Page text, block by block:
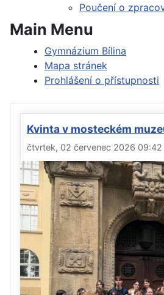
Poučení o
Main Menu
Gymnázium Bílina
Mapa stránek
Prohlášení o přístupnosti
Kvinta v mosteckém
čtvrtek, 02 červenec 2026 09:42